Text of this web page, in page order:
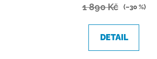
1 890 Kč (–30 %)
DETAIL